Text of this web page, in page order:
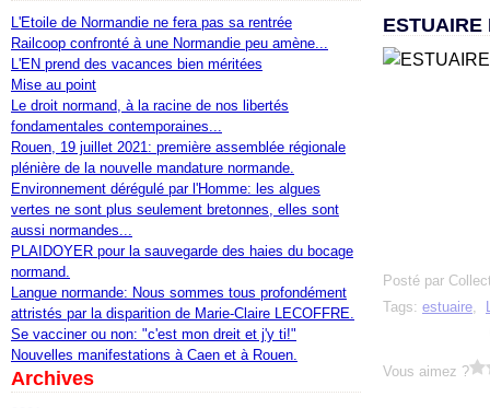
L'Etoile de Normandie ne fera pas sa rentrée
Railcoop confronté à une Normandie peu amène...
L'EN prend des vacances bien méritées
Mise au point
Le droit normand, à la racine de nos libertés
fondamentales contemporaines...
Rouen, 19 juillet 2021: première assemblée régionale
plénière de la nouvelle mandature normande.
Environnement dérégulé par l'Homme: les algues
vertes ne sont plus seulement bretonnes, elles sont
aussi normandes...
PLAIDOYER pour la sauvegarde des haies du bocage
normand.
Langue normande: Nous sommes tous profondément
attristés par la disparition de Marie-Claire LECOFFRE.
Se vacciner ou non: "c'est mon dreit et j'y ti!"
Nouvelles manifestations à Caen et à Rouen.
Archives
ESTUAIRE
Posté par
Tags: estuaire,
Vous aimez ?